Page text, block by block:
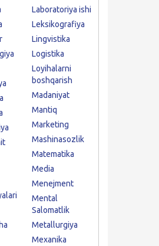
Laboratoriya ishi
Leksikografiya
Lingvistika
Logistika
Loyihalarni
boshqarish
Madaniyat
Mantiq
Marketing
Mashinasozlik
Matematika
Media
Menejment
Mental
Salomatlik
Metallurgiya
Mexanika